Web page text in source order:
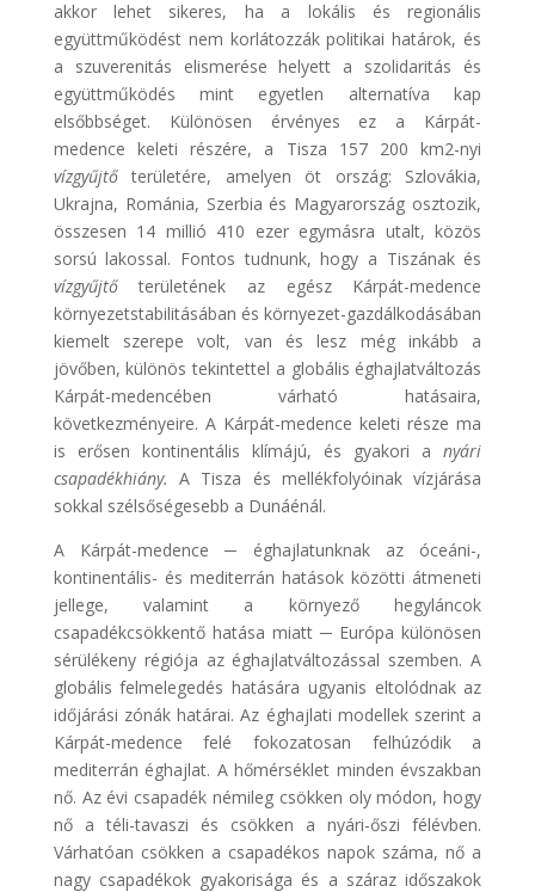
akkor lehet sikeres, ha a lokális és regionális
együttműködést nem korlátozzák politikai határok, és
a szuverenitás elismerése helyett a szolidaritás és
együttműködés mint egyetlen alternatíva kap
elsőbbséget. Különösen érvényes ez a Kárpát-
medence keleti részére, a Tisza 157 200 km2-nyi
vízgyűjtőterületére, amelyen öt ország: Szlovákia,
Ukrajna, Románia, Szerbia és Magyarország osztozik,
összesen 14 millió 410 ezer egymásra utalt, közös
sorsú lakossal. Fontos tudnunk, hogy a Tiszának és
vízgyűjtőterületének az egész Kárpát-medence
környezetstabilitásában és környezet-gazdálkodásában
kiemelt szerepe volt, van és lesz még inkább a
jövőben, különös tekintettel a globális éghajlatváltozás
Kárpát-medencében várható hatásaira,
következményeire. A Kárpát-medence keleti része ma
is erősen kontinentális klímájú, és gyakori anyári
csapadékhiány.A Tisza és mellékfolyóinak vízjárása
sokkal szélsőségesebb a Dunáénál.
A Kárpát-medence ─ éghajlatunknak az óceáni-,
kontinentális- és mediterrán hatások közötti átmeneti
jellege, valamint a környező hegyláncok
csapadékcsökkentő hatása miatt ─ Európa különösen
sérülékeny régiója az éghajlatváltozással szemben. A
globális felmelegedés hatására ugyanis eltolódnak az
időjárási zónák határai. Az éghajlati modellek szerint a
Kárpát-medence felé fokozatosan felhúzódik a
mediterrán éghajlat. A hőmérséklet minden évszakban
nő. Az évi csapadék némileg csökken oly módon, hogy
nő a téli-tavaszi és csökken a nyári-őszi félévben.
Várhatóan csökken a csapadékos napok száma, nő a
nagy csapadékok gyakorisága és a száraz időszakok